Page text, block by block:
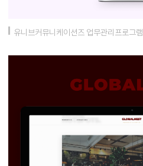
유니브커뮤니케이션즈 업무관리프로그램